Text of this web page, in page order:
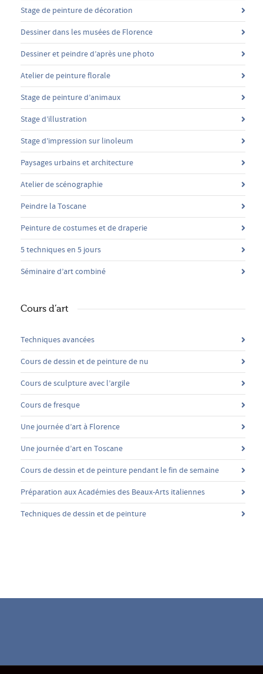
Stage de peinture de décoration
Dessiner dans les musées de Florence
Dessiner et peindre d’après une photo
Atelier de peinture florale
Stage de peinture d’animaux
Stage d’illustration
Stage d’impression sur linoleum
Paysages urbains et architecture
Atelier de scénographie
Peindre la Toscane
Peinture de costumes et de draperie
5 techniques en 5 jours
Séminaire d’art combiné
Cours d’art
Techniques avancées
Cours de dessin et de peinture de nu
Cours de sculpture avec l’argile
Cours de fresque
Une journée d’art à Florence
Une journée d’art en Toscane
Cours de dessin et de peinture pendant le fin de semaine
Préparation aux Académies des Beaux-Arts italiennes
Techniques de dessin et de peinture